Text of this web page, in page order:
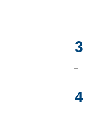
3
4